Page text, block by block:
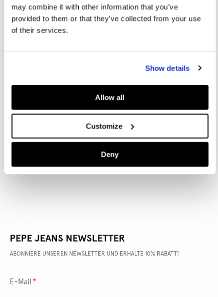
may combine it with other information that you’ve
provided to them or that they’ve collected from your use
of their services.
Show details
Allow all
Customize
Deny
Größentabelle
Werktagen
im Store
Kostenlose ruckgabe
PEPE JEANS NEWSLETTER
ABONNIERE UNSEREN NEWSLETTER UND ERHALTE 10% RABATT!
E-Mail *